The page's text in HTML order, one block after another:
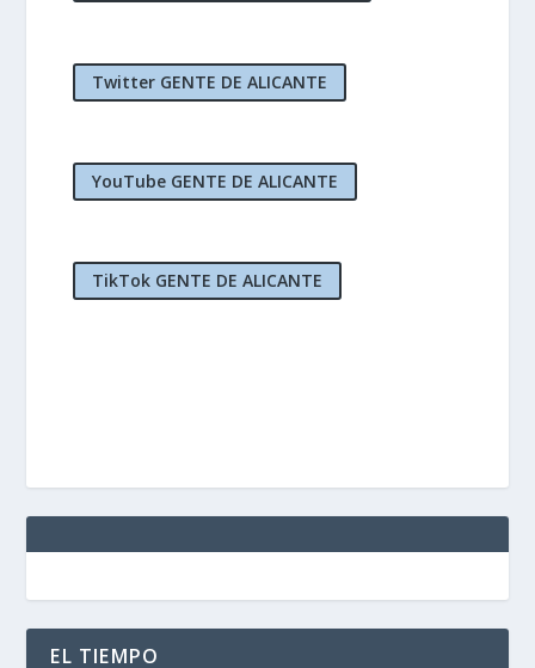
Twitter GENTE DE ALICANTE
YouTube GENTE DE ALICANTE
TikTok GENTE DE ALICANTE
EL TIEMPO